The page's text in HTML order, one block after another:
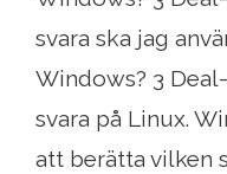
svara ska jag
Windows? 3
svara på Linux.
att berätta vilken